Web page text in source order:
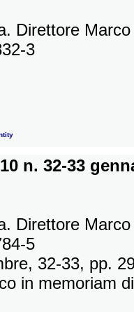
Direttore
3
n. 32-33
Direttore
5
32-33, pp.
in memoriam